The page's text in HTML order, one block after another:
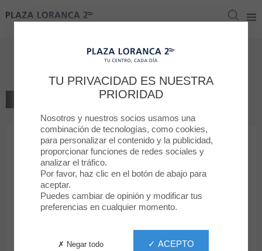
Plaza Loranca 2
Kiosco ONCE
SERVICIOS
Kiosco ONCE
Plaza Loranca 2
TU PRIVACIDAD ES NUESTRA
PRIORIDAD
Nosotros y nuestros socios usamos una
combinación de tecnologías, como cookies,
para personalizar el contenido y la publicidad,
proporcionar funciones de redes sociales y
analizar el tráfico.
Por favor, haz clic en el botón de abajo para
aceptar.
Puedes cambiar de opinión y modificar tus
preferencias en cualquier momento.
✓ ACEPTO
✗ Negar todo